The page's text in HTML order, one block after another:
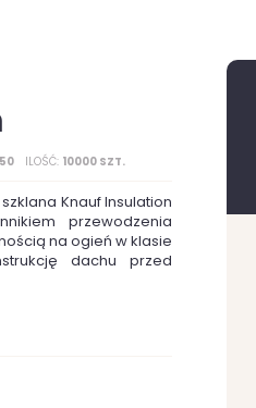
ILOŚĆ 10000 SZT.
Knauf Insulation
przewodzenia
na ogień w klasie
dachu przed